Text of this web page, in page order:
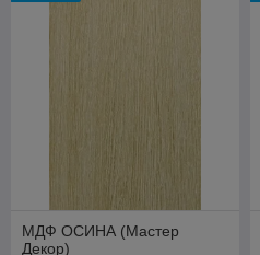
спокойную
МДФ ОСИНА (Мастер
Декор)